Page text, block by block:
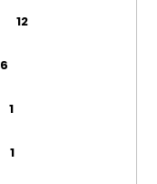
12
6
1
1